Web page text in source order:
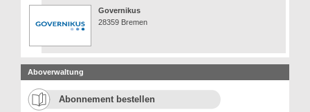
Governikus
28359 Bremen
Aboverwaltung
Abonnement bestellen